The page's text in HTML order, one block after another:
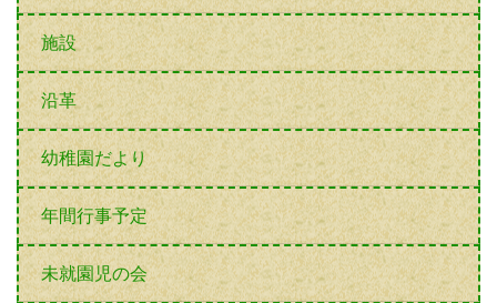
施設
沿革
幼稚園だより
年間行事予定
未就園児の会